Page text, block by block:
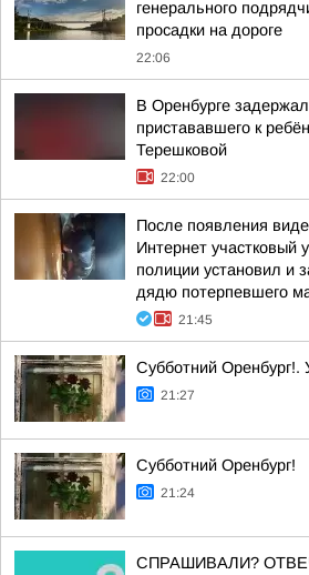
генерального
просадки на дороге
22:06
В Оренбурге
пристававшего к
Терешковой
22:00
После появления
Интернет участковый
полиции установил и
дядю потерпевшего
21:45
Субботний
21:27
Субботний Оренбург!
21:24
СПРАШИВАЛИ?